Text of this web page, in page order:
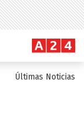
Últimas Noticias